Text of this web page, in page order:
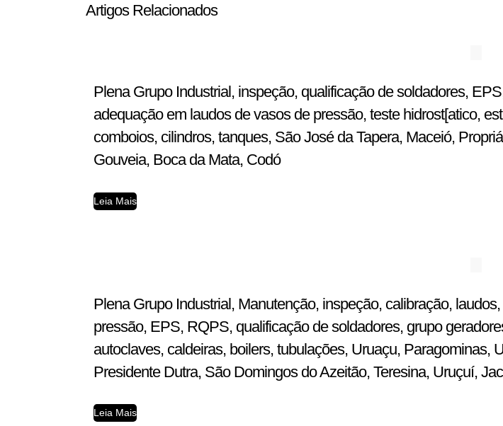
Artigos Relacionados
Plena Grupo Industrial, inspeção, qualificação de soldadores,
adequação em laudos de vasos de pressão, teste hidrost[atico,
comboios, cilindros, tanques, São José da Tapera, Maceió,
Gouveia, Boca da Mata, Codó
Leia Mais
Plena Grupo Industrial, Manutenção, inspeção, calibração,
pressão, EPS, RQPS, qualificação de soldadores, grupo
autoclaves, caldeiras, boilers, tubulações, Uruaçu, Paragominas,
Presidente Dutra, São Domingos do Azeitão, Teresina, Uruçuí,
Leia Mais